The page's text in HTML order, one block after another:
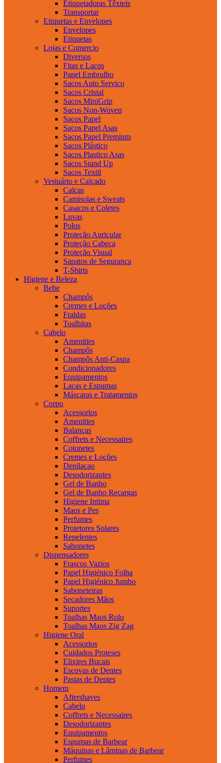
Etiquetadoras Têxteis
Transportar
Etiquetas e Envelopes
Envelopes
Etiquetas
Lojas e Comercio
Diversos
Fitas e Lacos
Papel Embrulho
Sacos Auto Servico
Sacos Cristal
Sacos MiniGrip
Sacos Non-Woven
Sacos Papel
Sacos Papel Asas
Sacos Papel Premium
Sacos Plástico
Sacos Plastico Asas
Sacos Stand Up
Sacos Textil
Vestuário e Calçado
Calças
Camisolas e Sweats
Casacos e Coletes
Luvas
Polos
Proteção Auricular
Proteção Cabeça
Proteção Visual
Sapatos de Segurança
T-Shirts
Higiene e Beleza
Bebe
Champôs
Cremes e Loções
Fraldas
Toalhitas
Cabelo
Amenities
Champôs
Champôs Anti-Caspa
Condicionadores
Equipamentos
Lacas e Espumas
Máscaras e Tratamentos
Corpo
Acessorios
Amenities
Balanças
Coffrets e Necessaires
Cotonetes
Cremes e Loções
Depilacao
Desodorizantes
Gel de Banho
Gel de Banho Recargas
Higiene Intima
Maos e Pes
Perfumes
Protetores Solares
Repelentes
Sabonetes
Dispensadores
Frascos Vazios
Papel Higiénico Folha
Papel Higiénico Jumbo
Saboneteiras
Secadores Mãos
Suportes
Toalhas Maos Rolo
Toalhas Maos Zig Zag
Higiene Oral
Acessorios
Cuidados Proteses
Elixires Bucais
Escovas de Dentes
Pastas de Dentes
Homem
Aftershaves
Cabelo
Coffrets e Necessaires
Desodorizantes
Equipamentos
Espumas de Barbear
Máquinas e Lâminas de Barbear
Perfumes